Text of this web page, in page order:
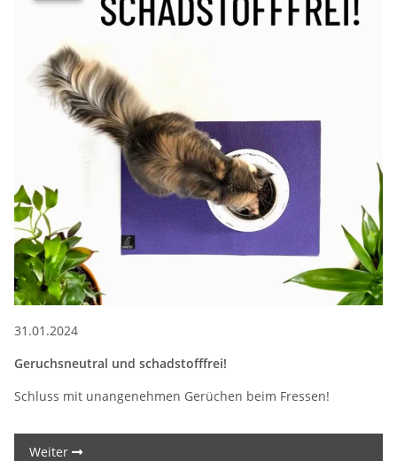
31.01.2024
Geruchsneutral und schadstofffrei!
Schluss mit unangenehmen Gerüchen beim Fressen!
Weiter